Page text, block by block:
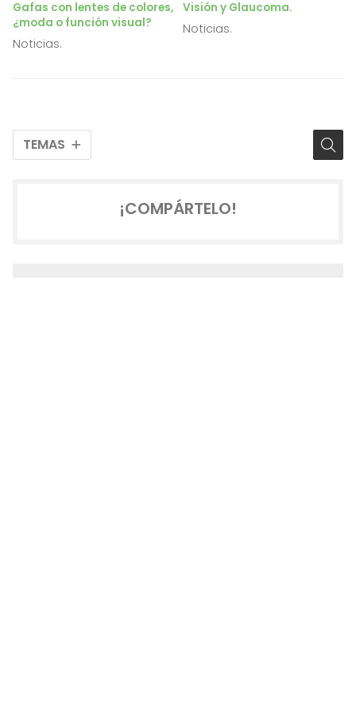
TEMAS
Gafas con lentes de colores,
¿moda o función visual?
Noticias.
Visión y Glaucoma.
Noticias.
¡COMPÁRTELO!